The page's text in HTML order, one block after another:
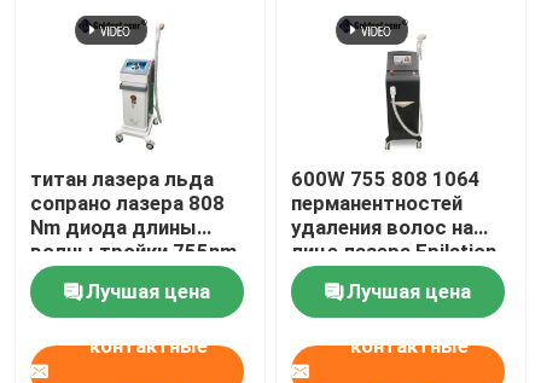
титан лазера льда
сопрано лазера 808
Nm диода длины
волны тройки 755nm
1600W
Лучшая цена
контактные
600W 755 808 1064
перманентностей
удаления волос на
лице лазера Epilation
длины волны диода
тройныхЛучшая цена
контактные